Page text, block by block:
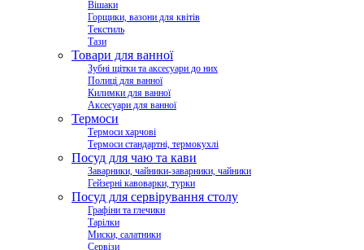
Вішаки
Горщики, вазони для квітів
Текстиль
Тази
Товари для ванної
Зубні щітки та аксесуари до них
Полиці для ванної
Килимки для ванної
Аксесуари для ванної
Термоси
Термоси харчові
Термоси стандартні, термокухлі
Посуд для чаю та кави
Заварники, чайники-заварники, чайники
Гейзерні кавоварки, турки
Посуд для сервірування столу
Графіни та глечики
Тарілки
Миски, салатники
Сервізи